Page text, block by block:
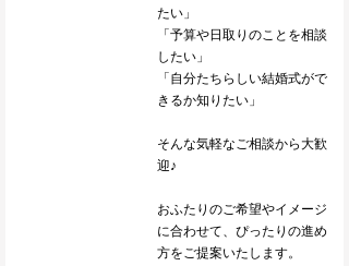
たい」
「予算や日取りのことを相談
したい」
「自分たちらしい結婚式がで
きるか知りたい」
そんな気軽なご相談から大歓
迎♪
おふたりのご希望やイメージ
に合わせて、ぴったりの進め
方をご提案いたします。